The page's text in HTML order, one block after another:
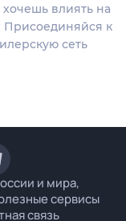
влиять на
Присоединяйся к
сеть
и мира,
сервисы
связь